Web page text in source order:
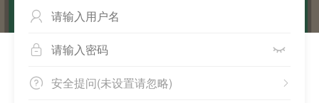

 
 
安全提问(未设置请忽略)